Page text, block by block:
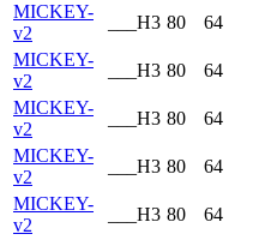
MICKEY-
v2
___H3 80 64
MICKEY-
v2
___H3 80 64
MICKEY-
v2
___H3 80 64
MICKEY-
v2
___H3 80 64
MICKEY-
v2
___H3 80 64